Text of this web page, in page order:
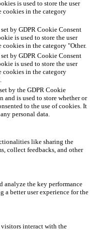
is used to store the user
cookies in the category
by GDPR Cookie Consent
is used to store the user
cookies in the category "Other.
by GDPR Cookie Consent
is used to store the user
cookies in the category
by the GDPR Cookie
and is used to store whether or
to the use of cookies. It
personal data.
like sharing the
collect feedbacks, and other
analyze the key performance
a better user experience for the
interact with the